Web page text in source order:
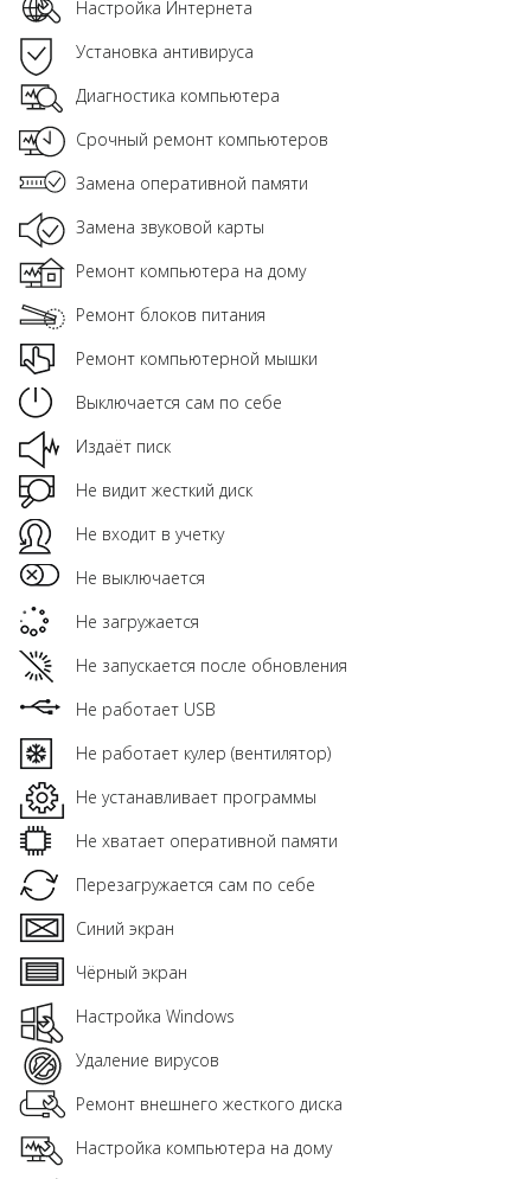
Настройка Интернета
Установка антивируса
Диагностика компьютера
Срочный ремонт компьютеров
Замена оперативной памяти
Замена звуковой карты
Ремонт компьютера на дому
Ремонт блоков питания
Ремонт компьютерной мышки
Выключается сам по себе
Издаёт писк
Не видит жесткий диск
Не входит в учетку
Не выключается
Не загружается
Не запускается после обновления
Не работает USB
Не работает кулер (вентилятор)
Не устанавливает программы
Не хватает оперативной памяти
Перезагружается сам по себе
Синий экран
Чёрный экран
Настройка Windows
Удаление вирусов
Ремонт внешнего жесткого диска
Настройка компьютера на дому